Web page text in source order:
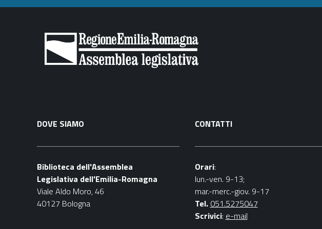
DOVE SIAMO
Biblioteca dell'Assemblea
Legislativa dell'Emilia-Romagna
Viale Aldo Moro, 46
40127 Bologna
CONTATTI
Orari:
lun.-ven. 9-13;
mar.-merc.-giov. 9-17
Tel. 051.5275047
Scrivici: e-mail